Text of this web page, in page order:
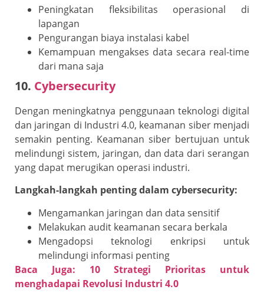
Peningkatan fleksibilitas operasional di
lapangan
Pengurangan biaya instalasi kabel
Kemampuan mengakses data secara real-time
dari mana saja
10. Cybersecurity
Dengan meningkatnya penggunaan teknologi digital
dan jaringan di Industri 4.0, keamanan siber menjadi
semakin penting. Keamanan siber bertujuan untuk
melindungi sistem, jaringan, dan data dari serangan
yang dapat merugikan operasi industri.
Langkah-langkah penting dalam cybersecurity:
Mengamankan jaringan dan data sensitif
Melakukan audit keamanan secara berkala
Mengadopsi teknologi enkripsi untuk
melindungi informasi penting
Baca Juga: 10 Strategi Prioritas untuk
menghadapai Revolusi Industri 4.0